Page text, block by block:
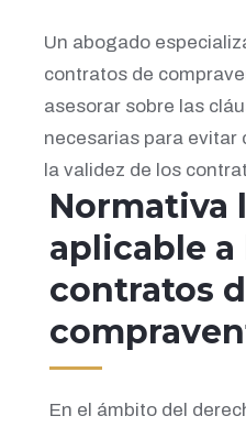
Un abogado
contratos de
asesorar sobre las
necesarias para
la validez de los
Normativa
aplicable a
contratos
En el ámbito del